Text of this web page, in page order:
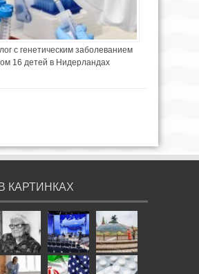
с генетическим заболеванием
16 детей в Нидерландах
КАРТИНКАХ